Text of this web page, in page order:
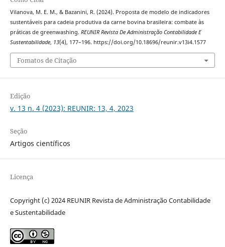
Vilanova, M. E. M., & Bazanini, R. (2024). Proposta de modelo de indicadores
sustentáveis para cadeia produtiva da carne bovina brasileira: combate às
práticas de greenwashing. REUNIR Revista De Administração Contabilidade E
Sustentabilidade, 13(4), 177–196. https://doi.org/10.18696/reunir.v13i4.1577
Fomatos de Citação
Edição
v. 13 n. 4 (2023): REUNIR: 13, 4, 2023
Seção
Artigos científicos
Licença
Copyright (c) 2024 REUNIR Revista de Administração Contabilidade
e Sustentabilidade